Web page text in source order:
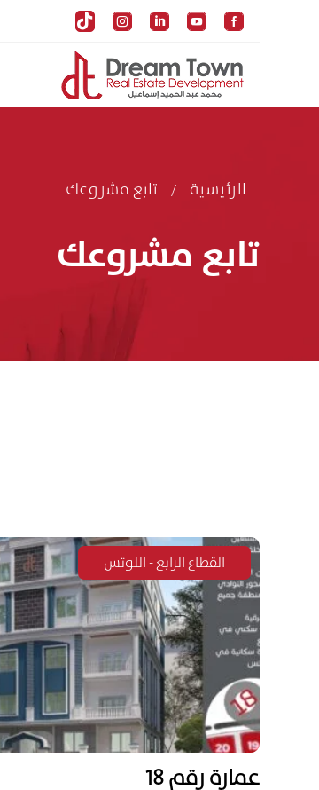





الرئيسية / تابع مشروعك
تابع مشروعك
القطاع الرابع - اللوتس
عمارة رقم 18